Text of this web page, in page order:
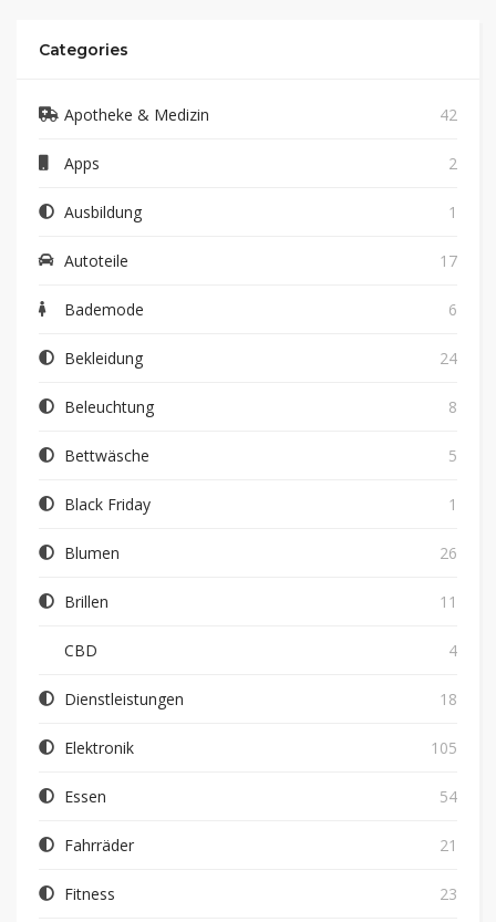
Categories
Apotheke & Medizin 42
Apps 2
Ausbildung 1
Autoteile 17
Bademode 6
Bekleidung 24
Beleuchtung 8
Bettwäsche 5
Black Friday 1
Blumen 26
Brillen 11
CBD 4
Dienstleistungen 18
Elektronik 105
Essen 54
Fahrräder 21
Fitness 23